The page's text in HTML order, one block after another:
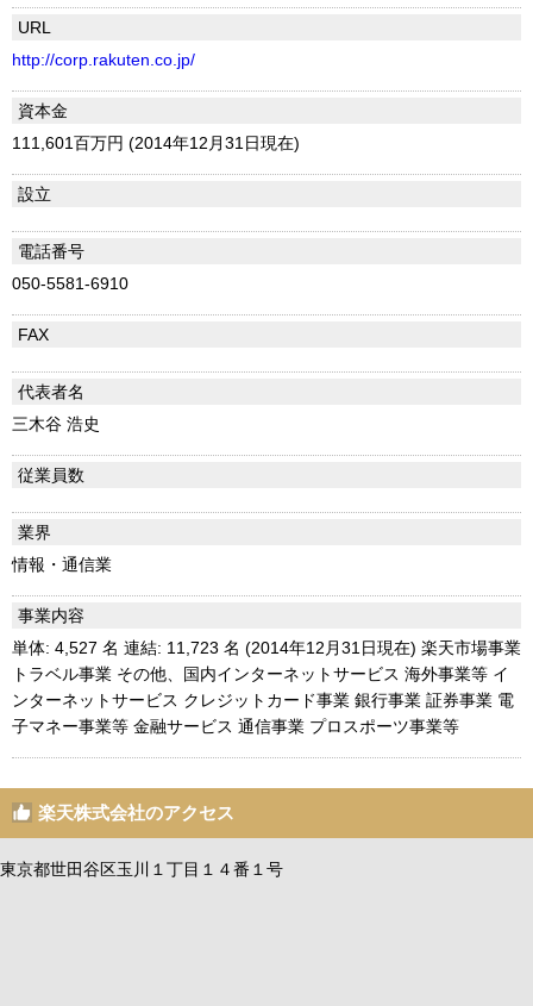
URL
http://corp.rakuten.co.jp/
資本金
111,601百万円 (2014年12月31日現在)
設立
電話番号
050-5581-6910
FAX
代表者名
三木谷 浩史
従業員数
業界
情報・通信業
事業内容
単体: 4,527 名 連結: 11,723 名 (2014年12月31日現在) 楽天市場事業
トラベル事業 その他、国内インターネットサービス 海外事業等 イ
ンターネットサービス クレジットカード事業 銀行事業 証券事業 電
子マネー事業等 金融サービス 通信事業 プロスポーツ事業等
楽天株式会社のアクセス
東京都世田谷区玉川１丁目１４番１号